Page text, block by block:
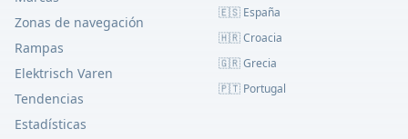
Zonas de navegación
Rampas
Elektrisch Varen
Tendencias
Estadísticas
🇪🇸 España
🇭🇷 Croacia
🇬🇷 Grecia
🇵🇹 Portugal